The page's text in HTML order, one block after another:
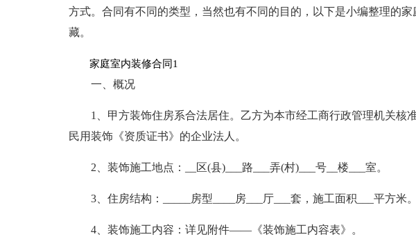
方式。合同有不同的类型，当然也有不同的目的，以下是小编整理的
藏。
家庭室内装修合同1
一、概况
1、甲方装饰住房系合法居住。乙方为本市经工商行政管理机关核
民用装饰《资质证书》的企业法人。
2、装饰施工地点：__区(县)___路___弄(村)___号__楼___室。
3、住房结构：_____房型____房___厅___套，施工面积___平方米。
4、装饰施工内容：详见附件——《装饰施工内容表》。